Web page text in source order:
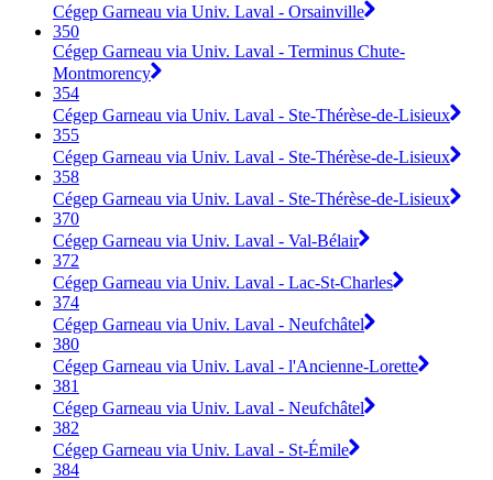
Cégep Garneau via Univ. Laval - Orsainville
350
Cégep Garneau via Univ. Laval - Terminus Chute-
Montmorency
354
Cégep Garneau via Univ. Laval - Ste-Thérèse-de-Lisieux
355
Cégep Garneau via Univ. Laval - Ste-Thérèse-de-Lisieux
358
Cégep Garneau via Univ. Laval - Ste-Thérèse-de-Lisieux
370
Cégep Garneau via Univ. Laval - Val-Bélair
372
Cégep Garneau via Univ. Laval - Lac-St-Charles
374
Cégep Garneau via Univ. Laval - Neufchâtel
380
Cégep Garneau via Univ. Laval - l'Ancienne-Lorette
381
Cégep Garneau via Univ. Laval - Neufchâtel
382
Cégep Garneau via Univ. Laval - St-Émile
384